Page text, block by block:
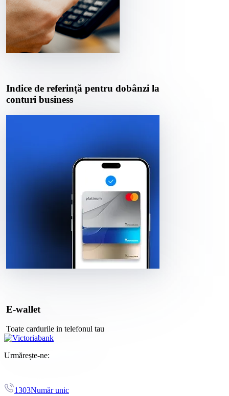
Indice de referință pentru dobânzi la
conturi business
E-wallet
Toate cardurile in telefonul tau
Urmărește-ne:
1303Număr unic